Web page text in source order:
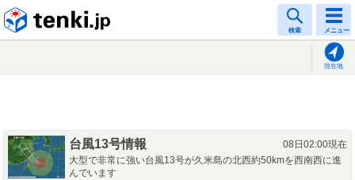
検索 メニュー
現在地
台風13号情報
08日02:00現在
大型で非常に強い台風13号が久米島の北西約50kmを西南西に進
んでいます